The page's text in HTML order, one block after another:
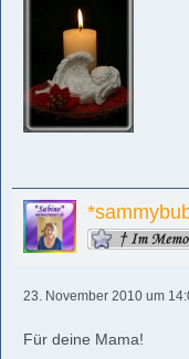
23. November 2010 um
Für deine Mama!